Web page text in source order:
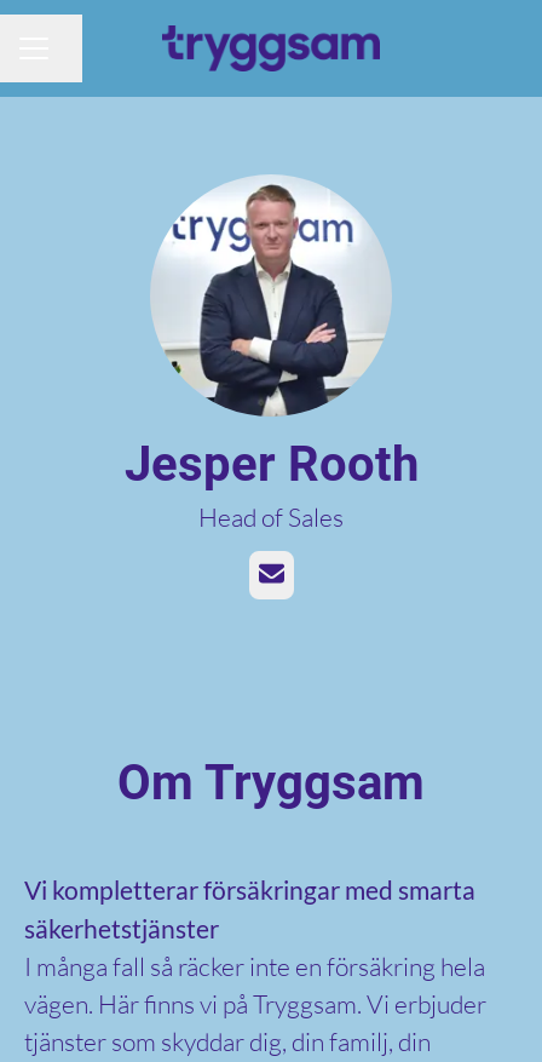
Jesper Rooth
Head of Sales
E-post
Om Tryggsam
Vi kompletterar försäkringar med smarta
säkerhetstjänster
I många fall så räcker inte en försäkring hela
vägen. Här finns vi på Tryggsam. Vi erbjuder
tjänster som skyddar dig, din familj, din